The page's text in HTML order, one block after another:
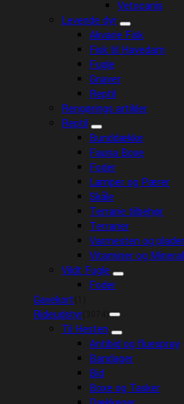
Vetocanis
Levende dyr
Akvarie Fisk
Fisk til Havedam
Fugle
Gnaver
Reptil
Rengørings artikler
Reptil
Bunddække
Fauna Boxe
Foder
Lamper og Pærer
Skåle
Terrarie tilbehør
Terrarier
Varmesten og plader
Vitaminer og
Vildt Fugle
Foder
Gavekort
Rideudstyr
Til Hesten
Antibid og fluespray
Bandager
Bid
Boxe og Tasker